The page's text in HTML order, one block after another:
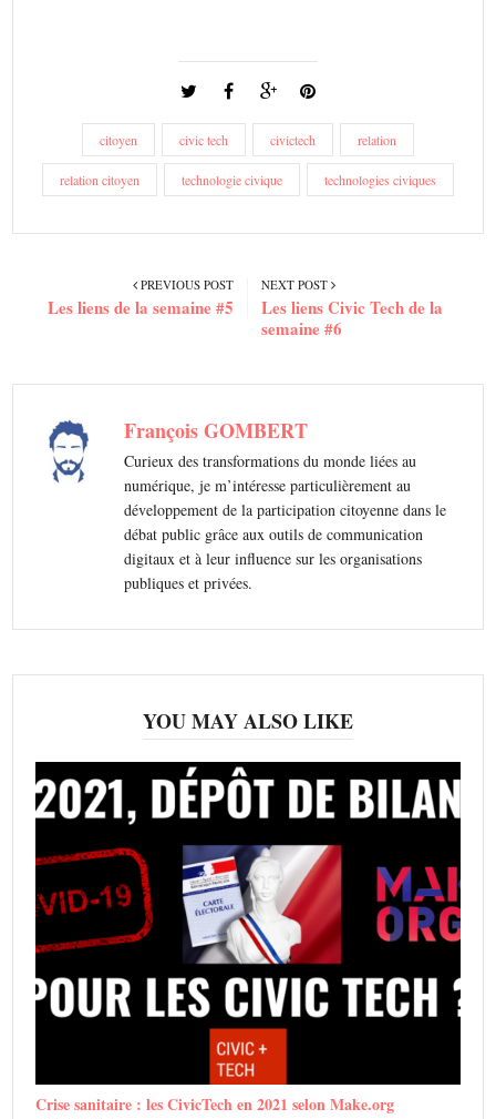
citoyen civic tech civictech relation
relation citoyen technologie civique technologies civiques
NEXT POST
Les liens Civic Tech de la
semaine #6
PREVIOUS POST
Les liens de la semaine #5
François GOMBERT
Curieux des transformations du monde liées au
numérique, je m’intéresse particulièrement au
développement de la participation citoyenne dans le
débat public grâce aux outils de communication
digitaux et à leur influence sur les organisations
publiques et privées.
YOU MAY ALSO LIKE
Crise sanitaire : les CivicTech en 2021 selon Make.org